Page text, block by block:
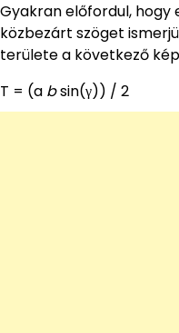
Gyakran előfordul, hogy
közbezárt szöget
területe a következő
T = (a bsin(γ)) / 2